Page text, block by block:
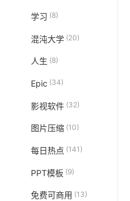
学习 (8)
混沌大学 (20)
人生 (8)
Epic (34)
影视软件(32)
图片压缩(10)
每日热点 (141)
PPT模板 (9)
免费可商用 (13)